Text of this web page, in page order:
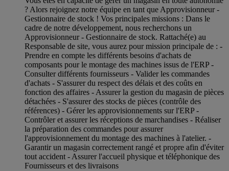
? Alors rejoignez notre équipe en tant que Approvisionneur -
Gestionnaire de stock ! Vos principales missions : Dans le
cadre de notre développement, nous recherchons un
Approvisionneur - Gestionnaire de stock. Rattaché(e) au
Responsable de site, vous aurez pour mission principale de : -
Prendre en compte les différents besoins d'achats de
composants pour le montage des machines issus de l'ERP -
Consulter différents fournisseurs - Valider les commandes
d'achats - S'assurer du respect des délais et des coûts en
fonction des affaires - Assurer la gestion du magasin de pièces
détachées - S'assurer des stocks de pièces (contrôle des
références) - Gérer les approvisionnements sur l'ERP -
Contrôler et assurer les réceptions de marchandises - Réaliser
la préparation des commandes pour assurer
l'approvisionnement du montage des machines à l'atelier. -
Garantir un magasin correctement rangé et propre afin d'éviter
tout accident - Assurer l'accueil physique et téléphonique des
Fournisseurs et des livraisons